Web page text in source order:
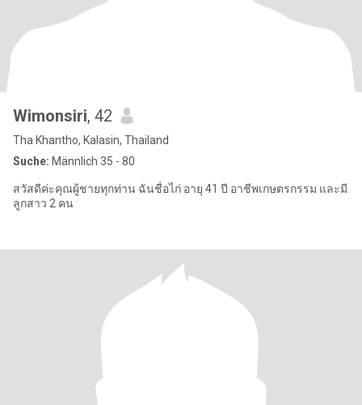
Wimonsiri, 42
Tha Khantho, Kalasin, Thailand
Suche: Männlich 35 - 80
สวัสดีค่ะคุณผู้ชายทุกท่าน ฉันชื่อไก่ อายุ 41 ปี อาชีพเกษตรกรรม และมี
ลูกสาว 2 คน